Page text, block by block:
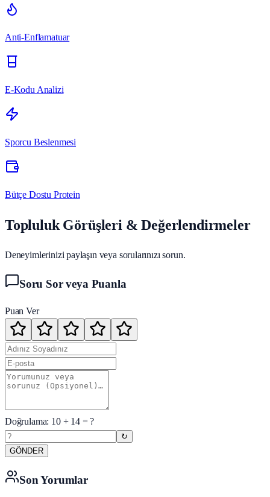
Anti-Enflamatuar
E-Kodu Analizi
Sporcu Beslenmesi
Bütçe Dostu Protein
Topluluk Görüşleri & Değerlendirmeler
Deneyimlerinizi paylaşın veya sorularınızı sorun.
Soru Sor veya Puanla
Puan Ver
Doğrulama: 10+ 14= ?
↻
GÖNDER
Son Yorumlar